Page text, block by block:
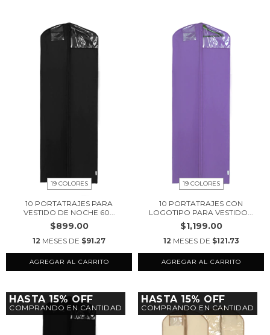
19 COLORES
10 PORTATRAJES PARA
VESTIDO DE NOCHE 60...
$899.00
12 MESES DE $91.27
AGREGAR AL CARRITO
19 COLORES
10 PORTATRAJES CON
LOGOTIPO PARA VESTIDO...
$1,199.00
12 MESES DE $121.73
AGREGAR AL CARRITO
HASTA 15% OFF
COMPRANDO EN CANTIDAD
HASTA 15% OFF
COMPRANDO EN CANTIDAD